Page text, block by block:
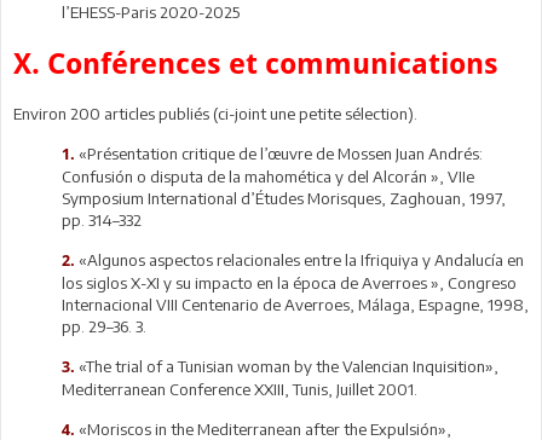
l’EHESS-Paris 2020-2025
X. Conférences et communications
Environ 200 articles publiés (ci-joint une petite sélection).
1. «Présentation critique de l’œuvre de Mossen Juan Andrés:
Confusión o disputa de la mahomética y del Alcorán », VIIe
Symposium International d’Études Morisques, Zaghouan, 1997,
pp. 314–332
2. «Algunos aspectos relacionales entre la Ifriquiya y Andalucía en
los siglos X-XI y su impacto en la época de Averroes », Congreso
Internacional VIII Centenario de Averroes, Málaga, Espagne, 1998,
pp. 29–36. 3.
3. «The trial of a Tunisian woman by the Valencian Inquisition»,
Mediterranean Conference XXIII, Tunis, Juillet 2001.
4. «Moriscos in the Mediterranean after the Expulsión»,